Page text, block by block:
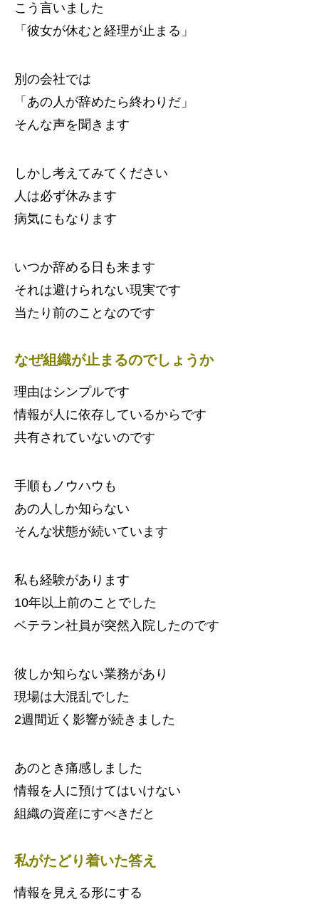
こう言いました
「彼女が休むと経理が止まる」
別の会社では
「あの人が辞めたら終わりだ」
そんな声を聞きます
しかし考えてみてください
人は必ず休みます
病気にもなります
いつか辞める日も来ます
それは避けられない現実です
当たり前のことなのです
なぜ組織が止まるのでしょうか
理由はシンプルです
情報が人に依存しているからです
共有されていないのです
手順もノウハウも
あの人しか知らない
そんな状態が続いています
私も経験があります
10年以上前のことでした
ベテラン社員が突然入院したのです
彼しか知らない業務があり
現場は大混乱でした
2週間近く影響が続きました
あのとき痛感しました
情報を人に預けてはいけない
組織の資産にすべきだと
私がたどり着いた答え
情報を見える形にする